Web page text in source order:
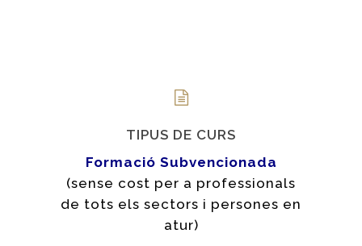
TIPUS DE CURS
Formació Subvencionada
(sense cost per a professionals
de tots els sectors i persones en
atur)